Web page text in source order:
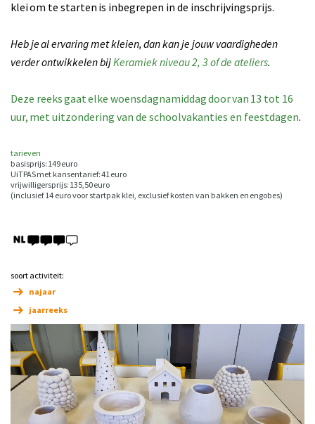
klei om te starten is inbegrepen in de inschrijvingsprijs.
Heb je al ervaring met kleien, dan kan je jouw vaardigheden
verder ontwikkelen bijKeramiek niveau 2, 3 of de ateliers.
Deze reeks gaat elke woensdagnamiddag door van 13 tot 16
uur, met uitzondering van de schoolvakanties en feestdagen.
tarieven
basisprijs: 149 euro
UiTPAS met kansentarief: 41 euro
vrijwilligersprijs: 135,50 euro
(inclusief 14 euro voor startpak klei, exclusief kosten van bakken en engobes)
soort activiteit:
najaar
jaarreeks